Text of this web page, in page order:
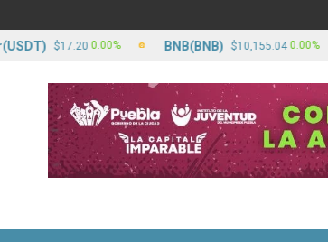
$17.20 0.00% BNB(BNB) $10,155.04 0.00%